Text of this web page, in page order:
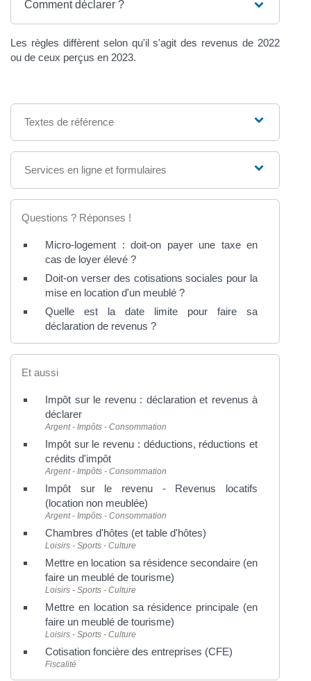
Comment déclarer ?
Les règles diffèrent selon qu'il s'agit des revenus de 2022
ou de ceux perçus en 2023.
Textes de référence
Services en ligne et formulaires
Questions ? Réponses !
Micro-logement : doit-on payer une taxe en
cas de loyer élevé ?
Doit-on verser des cotisations sociales pour la
mise en location d'un meublé ?
Quelle est la date limite pour faire sa
déclaration de revenus ?
Et aussi
Impôt sur le revenu : déclaration et revenus à
déclarer
Argent - Impôts - Consommation
Impôt sur le revenu : déductions, réductions et
crédits d'impôt
Argent - Impôts - Consommation
Impôt sur le revenu - Revenus locatifs
(location non meublée)
Argent - Impôts - Consommation
Chambres d'hôtes (et table d'hôtes)
Loisirs - Sports - Culture
Mettre en location sa résidence secondaire (en
faire un meublé de tourisme)
Loisirs - Sports - Culture
Mettre en location sa résidence principale (en
faire un meublé de tourisme)
Loisirs - Sports - Culture
Cotisation foncière des entreprises (CFE)
Fiscalité